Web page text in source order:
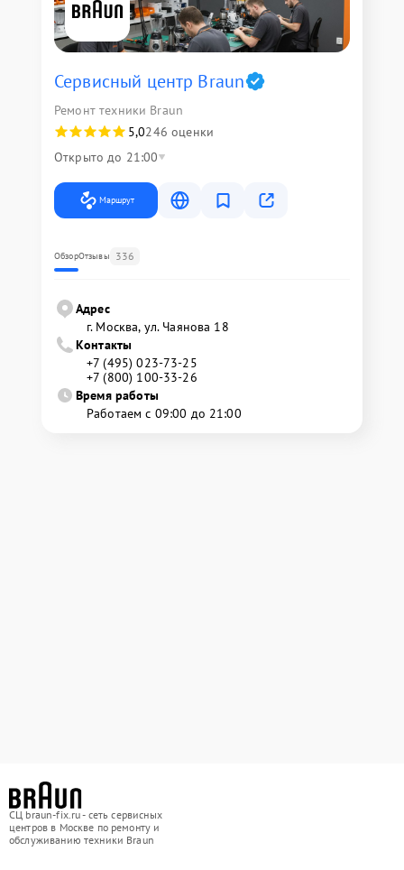
Сервисный центр Braun
Ремонт техники Braun
5,0246 оценки
Открыто до 21:00
Маршрут
ОбзорОтзывы 336
Адрес
г. Москва, ул. Чаянова 18
Контакты
+7 (495) 023-73-25
+7 (800) 100-33-26
Время работы
Работаем с 09:00 до 21:00
СЦ braun-fix.ru - сеть сервисных
центров в Москве по ремонту и
обслуживанию техники Braun